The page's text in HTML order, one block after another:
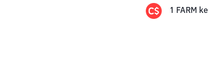
1 FARM ke